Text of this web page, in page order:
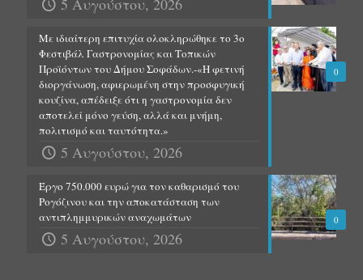
5 Αυγούστου, 2026
0
Με ιδιαίτερη επιτυχία ολοκληρώθηκε το 3ο
Φεστιβάλ Γαστρονομίας και Τοπικών
Προϊόντων του Δήμου Σοφάδων.-«Η φετινή
διοργάνωση, αφιερωμένη στην προσφυγική
κουζίνα, απέδειξε ότι η γαστρονομία δεν
αποτελεί μόνο γεύση, αλλά και μνήμη,
πολιτισμό και ταυτότητα.»
5 Αυγούστου, 2026
0
Έργο 750.000 ευρώ για τον καθαρισμό του
Ρογόζινου και την αποκατάσταση των
αντιπλημμυρικών αναχωμάτων
5 Αυγούστου, 2026